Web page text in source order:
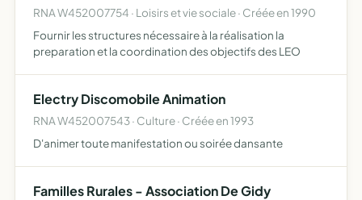
RNA W452007754 · Loisirs et vie sociale · Créée en 1990
Fournir les structures nécessaire à la réalisation la
preparation et la coordination des objectifs des LEO
Electry Discomobile Animation
RNA W452007543 · Culture · Créée en 1993
D'animer toute manifestation ou soirée dansante
Familles Rurales - Association De Gidy